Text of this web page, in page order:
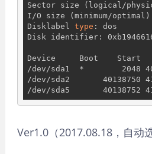
Sector size (logical/
I/O size (minimum/
Disklabel type : dos
Disk identifier:
Device     Boot    Start
/dev/sda1  *        2048
/dev/sda2       40138750
Ver1.0（2017.08.18，自动